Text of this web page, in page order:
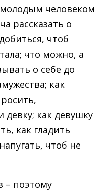
молодым человеком
рассказать о
чтоб
что можно, а
о себе до
как
как девушку
как гладить
чтоб не
– поэтому